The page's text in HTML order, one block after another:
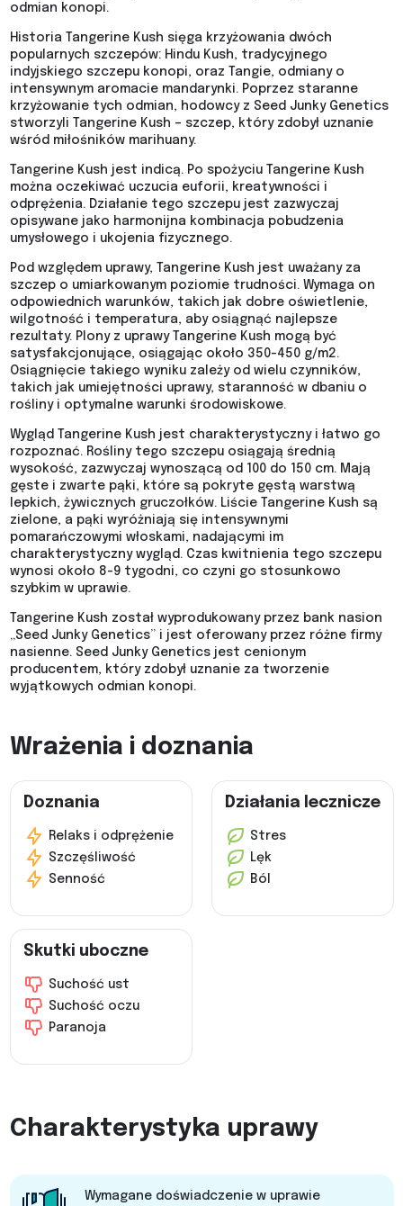
odmian konopi.
Historia Tangerine Kush sięga krzyżowania dwóch
popularnych szczepów: Hindu Kush, tradycyjnego
indyjskiego szczepu konopi, oraz Tangie, odmiany o
intensywnym aromacie mandarynki. Poprzez staranne
krzyżowanie tych odmian, hodowcy z Seed Junky Genetics
stworzyli Tangerine Kush – szczep, który zdobył uznanie
wśród miłośników marihuany.
Tangerine Kush jest indicą. Po spożyciu Tangerine Kush
można oczekiwać uczucia euforii, kreatywności i
odprężenia. Działanie tego szczepu jest zazwyczaj
opisywane jako harmonijna kombinacja pobudzenia
umysłowego i ukojenia fizycznego.
Pod względem uprawy, Tangerine Kush jest uważany za
szczep o umiarkowanym poziomie trudności. Wymaga on
odpowiednich warunków, takich jak dobre oświetlenie,
wilgotność i temperatura, aby osiągnąć najlepsze
rezultaty. Plony z uprawy Tangerine Kush mogą być
satysfakcjonujące, osiągając około 350-450 g/m2.
Osiągnięcie takiego wyniku zależy od wielu czynników,
takich jak umiejętności uprawy, staranność w dbaniu o
rośliny i optymalne warunki środowiskowe.
Wygląd Tangerine Kush jest charakterystyczny i łatwo go
rozpoznać. Rośliny tego szczepu osiągają średnią
wysokość, zazwyczaj wynoszącą od 100 do 150 cm. Mają
gęste i zwarte pąki, które są pokryte gęstą warstwą
lepkich, żywicznych gruczołków. Liście Tangerine Kush są
zielone, a pąki wyróżniają się intensywnymi
pomarańczowymi włoskami, nadającymi im
charakterystyczny wygląd. Czas kwitnienia tego szczepu
wynosi około 8-9 tygodni, co czyni go stosunkowo
szybkim w uprawie.
Tangerine Kush został wyprodukowany przez bank nasion
„Seed Junky Genetics” i jest oferowany przez różne firmy
nasienne. Seed Junky Genetics jest cenionym
producentem, który zdobył uznanie za tworzenie
wyjątkowych odmian konopi.
Wrażenia i doznania
Doznania
Relaks i odprężenie
Szczęśliwość
Senność
Działania lecznicze
Stres
Lęk
Ból
Skutki uboczne
Suchość ust
Suchość oczu
Paranoja
Charakterystyka uprawy
Wymagane doświadczenie w uprawie